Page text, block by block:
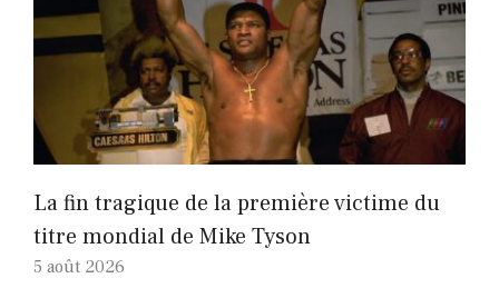
La fin tragique de la première victime du
titre mondial de Mike Tyson
5 août 2026